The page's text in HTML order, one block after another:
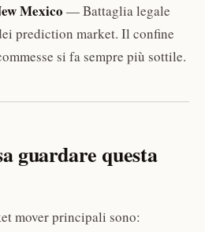
Mexico — Battaglia legale
prediction market. Il confine
si fa sempre più sottile.
guardare questa
mover principali sono: